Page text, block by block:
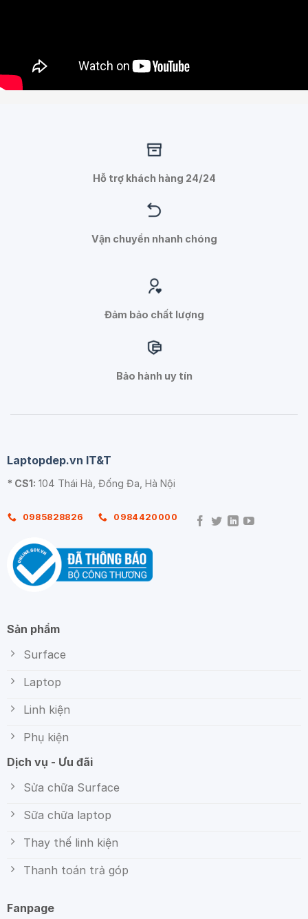
Hỗ trợ khách hàng 24/24
Vận chuyển nhanh chóng
Đảm bảo chất lượng
Bảo hành uy tín
Laptopdep.vn IT&T
* CS1: 104 Thái Hà, Đống Đa, Hà Nội
0985828826 0984420000
Sản phẩm
Surface
Laptop
Linh kiện
Phụ kiện
Dịch vụ - Ưu đãi
Sửa chữa Surface
Sữa chữa laptop
Thay thế linh kiện
Thanh toán trả góp
Fanpage